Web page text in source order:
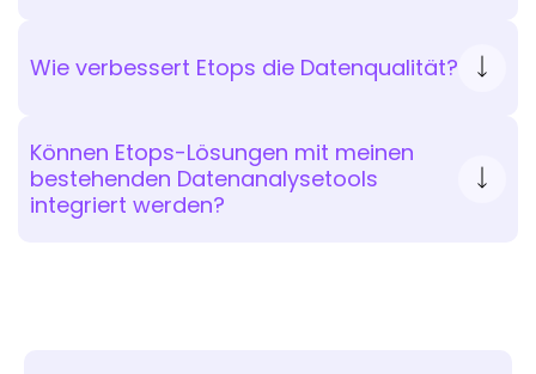
Wie verbessert Etops die Datenqualität?
Können Etops-Lösungen mit meinen
bestehenden Datenanalysetools
integriert werden?